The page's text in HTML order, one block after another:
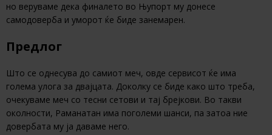
но веруваме дека финалето во Њупорт му донесе
самодоверба и уморот ќе биде занемарен.
Предлог
Што се однесува до самиот меч, овде сервисот ќе има
голема улога за двајцата. Доколку се биде како што треба,
очекуваме меч со тесни сетови и тај брејкови. Во такви
околности, Раманатан има поголеми шанси, па затоа ние
довербата му ја даваме него.